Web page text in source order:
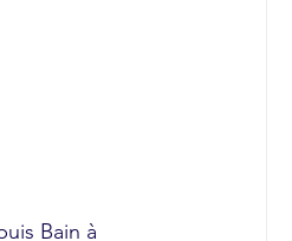
Bain à